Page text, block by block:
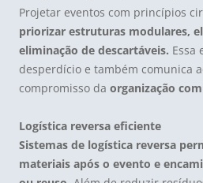
Projetar eventos com princípios
priorizar estruturas modulares,
eliminação de descartáveis. Essa
desperdício e também comunica
compromisso da organização
Logística reversa eficiente
Sistemas de logística reversa
materiais após o evento e